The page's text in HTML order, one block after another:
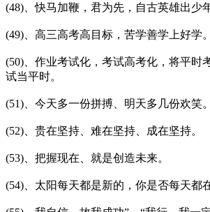
(48)、快马加鞭，君为先，自古英雄出少年
(49)、高三高考高目标，苦学善学上好学。
(50)、作业考试化，考试高考化，将平时
试当平时。
(51)、今天多一份拼搏、明天多几份欢笑。
(52)、贵在坚持、难在坚持、成在坚持。
(53)、把握现在、就是创造未来。
(54)、太阳每天都是新的，你是否每天都